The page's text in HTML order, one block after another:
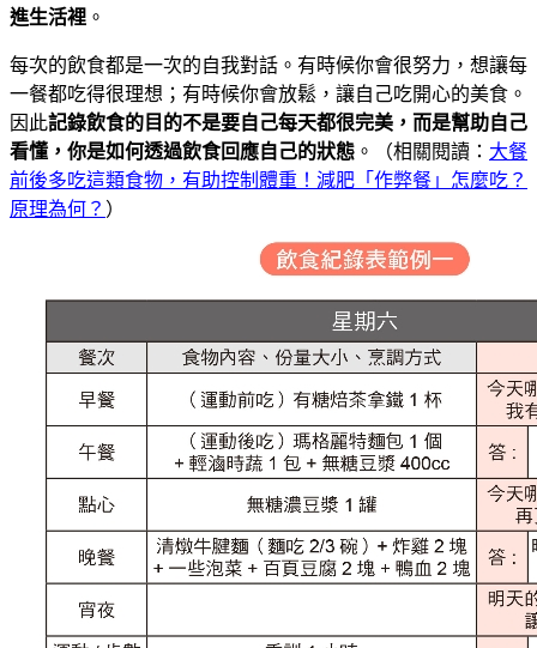
進生活裡 。
每次的飲食都是一次的自我對話。有時候你會很努力，想讓每
一餐都吃得很理想；有時候你會放鬆，讓自己吃開心的美食。
因此記錄飲食的目的不是要自己每天都很完美，而是幫助自己
看懂，你是如何透過飲食回應自己的狀態 。（相關閱讀： 大餐
前後多吃這類食物，有助控制體重！減肥「作弊餐」怎麼吃？
原理為何？ ）